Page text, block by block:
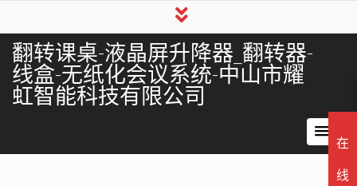
翻转课桌-液晶屏升降器_翻转器-
线盒-无纸化会议系统-中山市耀
虹智能科技有限公司
在
线